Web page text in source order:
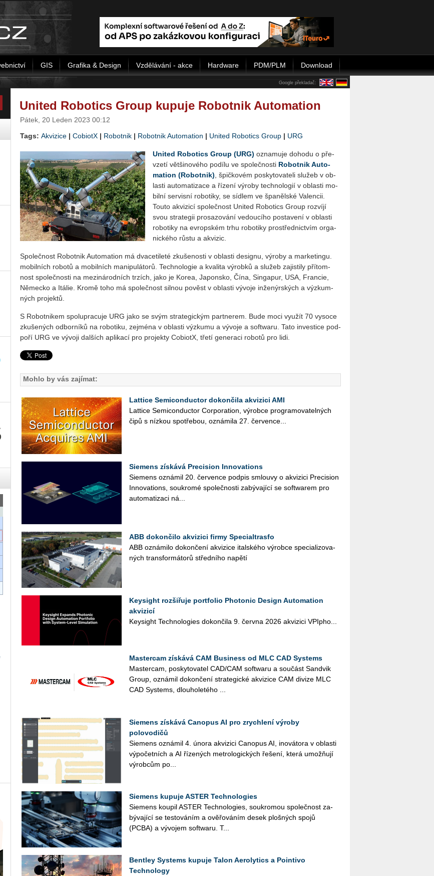
GIS Grafika & Design Vzdělávání - akce Hardware PDM/PLM Download
Google překladač:
United Robotics Group kupuje Robotnik Automation
Pátek, 20 Leden 2023 00:12
Tags: Akvizice | CobiotX | Ro­bot­nik | Ro­bot­nik Au­to­mati­on | Uni­ted Ro­bo­tics Group | URG
Uni­ted Ro­bo­tics Group (URG) ozna­mu­je do­ho­du o pře­
vze­tí vět­ši­no­vé­ho po­dí­lu ve spo­leč­nos­ti Ro­bot­nik Au­to­
mati­on (Ro­bot­nik) , špič­ko­vém po­sky­to­va­te­li slu­žeb v ob­
las­ti au­to­ma­ti­za­ce a ří­ze­ní vý­ro­by tech­no­lo­gií v ob­las­ti mo­
bil­ní ser­vis­ní ro­bo­ti­ky, se síd­lem ve špa­něl­ské Va­len­cii.
Touto akvi­zi­cí spo­leč­nost Uni­ted Ro­bo­tics Group roz­ví­jí
svou stra­te­gii pro­sa­zo­vá­ní ve­dou­cí­ho po­sta­ve­ní v ob­las­ti
ro­bo­ti­ky na ev­rop­ském trhu ro­bo­ti­ky pro­střed­nic­tvím or­ga­
nic­ké­ho růstu a akvi­zic.
Spo­leč­nost Ro­bot­nik Au­to­mati­on má dva­ce­ti­le­té zku­še­nos­ti v ob­las­ti de­sig­nu, vý­ro­by a mar­ke­tingu.
mo­bil­ních ro­bo­tů a mo­bil­ních ma­ni­pu­lá­to­rů. Tech­no­lo­gie a kva­li­ta vý­rob­ků a slu­žeb za­jis­ti­ly pří­tom­
nost spo­leč­nos­ti na me­zi­ná­rod­ních tr­zích, jako je Korea, Ja­pon­sko, Čína, Sin­ga­pur, USA, Fran­cie,
Ně­mec­ko a Itá­lie. Kromě toho má spo­leč­nost sil­nou po­věst v ob­las­ti vý­vo­je in­že­nýr­ských a vý­zkum­
ných pro­jek­tů.
S Ro­bot­ni­kem spo­lu­pra­cu­je URG jako se svým stra­te­gic­kým part­ne­rem. Bude moci vy­u­žít 70 vy­so­ce
zku­še­ných od­bor­ní­ků na ro­bo­ti­ku, zejmé­na v ob­las­ti vý­zku­mu a vý­vo­je a soft­wa­ru. Tato in­ves­ti­ce pod­
po­ří URG ve vý­vo­ji dal­ších apli­ka­cí pro pro­jek­ty Co­bi­o­tX, třetí ge­ne­ra­ci ro­bo­tů pro lidi.
Mohlo by vás zajímat:
Lattice Semiconductor dokončila akvizici AMI
Lat­ti­ce Se­mi­con­duc­tor Cor­po­rati­on, vý­rob­ce pro­gra­mo­va­tel­ných
čipů s níz­kou spo­tře­bou, ozná­mi­la 27. čer­ven­ce...
Siemens získává Precision Innovations
Sie­mens ozná­mil 20. čer­ven­ce pod­pis smlou­vy o akvi­zi­ci Pre­ci­si­on
In­no­vati­ons, sou­kro­mé spo­leč­nos­ti za­bý­va­jí­cí se soft­warem pro
au­to­ma­ti­za­ci ná­...
ABB dokončilo akvizici firmy Specialtrasfo
ABB ozná­mi­lo do­kon­če­ní akvi­zi­ce ital­ské­ho vý­rob­ce spe­ci­a­li­zo­va­
ných trans­for­má­to­rů střed­ní­ho na­pě­tí
Keysight rozšiřuje portfolio Photonic Design Automation
akvizicí
Key­sight Tech­no­lo­gies do­kon­či­la 9. červ­na 2026 akvi­zi­ci VPI­pho...
Mastercam získává CAM Business od MLC CAD Systems
Mas­ter­cam, po­sky­to­va­tel CAD/CAM soft­wa­ru a sou­část San­dvik
Group, ozná­mil do­kon­če­ní stra­te­gic­ké akvi­zi­ce CAM di­vi­ze MLC
CAD Sys­tems, dlou­ho­le­té­ho ...
Siemens získává Canopus AI pro zrychlení výroby
polovodičů
Sie­mens ozná­mil 4. února akvi­zi­ci Ca­no­pus AI, ino­vá­to­ra v ob­las­ti
vý­po­čet­ních a AI ří­ze­ných me­t­ro­lo­gic­kých ře­še­ní, která umož­ňují
vý­rob­cům po...
Siemens kupuje ASTER Technologies
Sie­mens kou­pil ASTER Tech­no­lo­gies, sou­kro­mou spo­leč­nost za­
bý­va­jí­cí se tes­to­vá­ním a ově­řo­vá­ním desek ploš­ných spojů
(PCBA) a vý­vo­jem soft­wa­ru. T...
Bentley Systems kupuje Talon Aerolytics a Pointivo
Technology